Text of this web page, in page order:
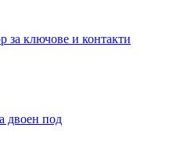
за ключове и контакти
двоен под